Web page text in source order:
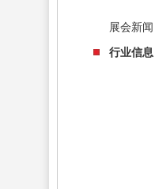
展会新闻
行业信息